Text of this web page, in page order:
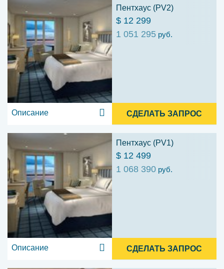
Пентхаус (PV2)
$ 12 299
1 051 295 руб.
Описание СДЕЛАТЬ ЗАПРОС
Пентхаус (PV1)
$ 12 499
1 068 390 руб.
Описание СДЕЛАТЬ ЗАПРОС